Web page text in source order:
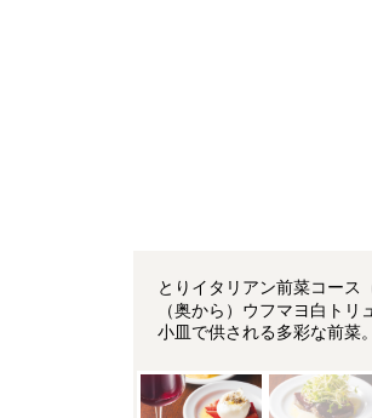
とりイタリアン前菜コー
（奥から）ウフマヨ白ト
小皿で供される多彩な前菜